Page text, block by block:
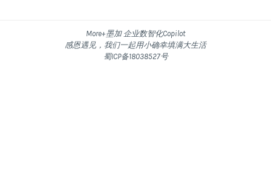
More+墨加 企业数智化Copilot
感恩遇见，我们一起用小确幸填满大生活
蜀ICP备18038527号